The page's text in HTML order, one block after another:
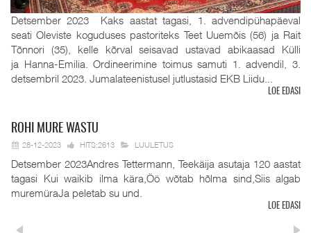
Detsember 2023 Kaks aastat tagasi, 1. advendipühapäeval
seati Oleviste koguduses pastoriteks Teet Uuemõis (56) ja Rait
Tõnnori (35), kelle kõrval seisavad ustavad abikaasad Külli
ja Hanna-Emilia. Ordineerimine toimus samuti 1. advendil, 3.
detsembril 2023. Jumalateenistusel jutlustasid EKB Liidu...
LOE EDASI
ROHI MURE WASTU
28-12-2023 HITS:2613 LUULETUS
Detsember 2023Andres Tettermann, Teekäija asutaja 120 aastat
tagasi Kui waikib ilma kära,Öö wõtab hõlma sind,Siis algab
muremüraJa peletab su und.
LOE EDASI